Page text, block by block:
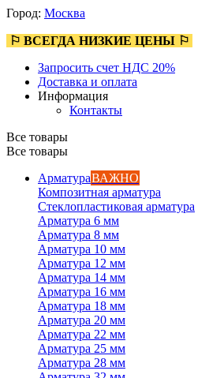
Город: Москва
⚐ ВСЕГДА НИЗКИЕ ЦЕНЫ ⚐
Запросить счет НДС 20%
Доставка и оплата
Информация
Контакты
Все товары
Все товары
АрматураВАЖНО
Композитная арматура
Стеклопластиковая арматура
Арматура 6 мм
Арматура 8 мм
Арматура 10 мм
Арматура 12 мм
Арматура 14 мм
Арматура 16 мм
Арматура 18 мм
Арматура 20 мм
Арматура 22 мм
Арматура 25 мм
Арматура 28 мм